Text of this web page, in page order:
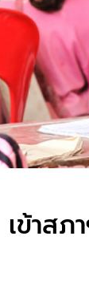
ข้าส